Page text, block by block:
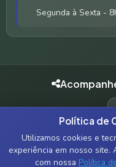
Política de
Utilizamos cookies e
experiência em nosso site.
com nossa Política
Segunda à Sexta -